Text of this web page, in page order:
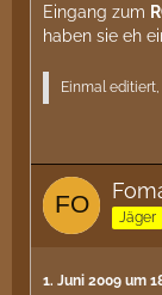
Eingang zum
haben sie eh
Einmal
Jäger
1. Juni 2009 um